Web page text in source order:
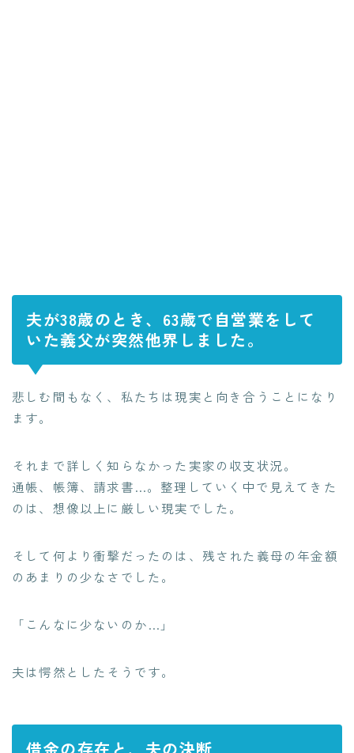
夫が38歳のとき、63歳で自営業をして
いた義父が突然他界しました。
悲しむ間もなく、私たちは現実と向き合うことになり
ます。
それまで詳しく知らなかった実家の収支状況。
通帳、帳簿、請求書…。整理していく中で見えてきた
のは、想像以上に厳しい現実でした。
そして何より衝撃だったのは、残された義母の年金額
のあまりの少なさでした。
「こんなに少ないのか…」
夫は愕然としたそうです。